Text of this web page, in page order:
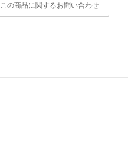
この商品に関するお問い合わせ